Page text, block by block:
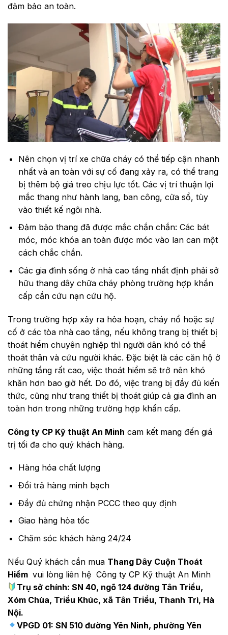
đảm bảo an toàn.
Nên chọn vị trí xe chữa cháy có thể tiếp cận nhanh
nhất và an toàn với sự cố đang xảy ra, có thể trang
bị thêm bộ giá treo chịu lực tốt. Các vị trí thuận lợi
mắc thang như hành lang, ban công, cửa sổ, tùy
vào thiết kế ngôi nhà.
Đảm bảo thang đã được mắc chắn chắn: Các bát
móc, móc khóa an toàn được móc vào lan can một
cách chắc chắn.
Các gia đình sống ở nhà cao tầng nhất định phải sở
hữu thang dây chữa cháy phòng trường hợp khẩn
cấp cần cứu nạn cứu hộ.
Trong trường hợp xảy ra hỏa hoạn, cháy nổ hoặc sự
cố ở các tòa nhà cao tầng, nếu không trang bị thiết bị
thoát hiểm chuyên nghiệp thì người dân khó có thể
thoát thân và cứu người khác. Đặc biệt là các căn hộ ở
những tầng rất cao, việc thoát hiểm sẽ trở nên khó
khăn hơn bao giờ hết. Do đó, việc trang bị đầy đủ kiến
thức, cũng như trang thiết bị thoát giúp cả gia đình an
toàn hơn trong những trường hợp khẩn cấp.
Công ty CP Kỹ thuật An Minh cam kết mang đến giá
trị tối đa cho quý khách hàng.
Hàng hóa chất lượng
Đổi trả hàng minh bạch
Đầy đủ chứng nhận PCCC theo quy định
Giao hàng hỏa tốc
Chăm sóc khách hàng 24/24
Nếu Quý khách cần mua Thang Dây Cuộn Thoát
Hiểm vui lòng liên hệ Công ty CP Kỹ thuật An Minh
Trụ sở chính: SN 40, ngõ 124 đường Tân Triều,
Xóm Chùa, Triều Khúc, xã Tân Triều, Thanh Trì, Hà
Nội.
VPGD 01: SN 510 đường Yên Ninh, phường Yên